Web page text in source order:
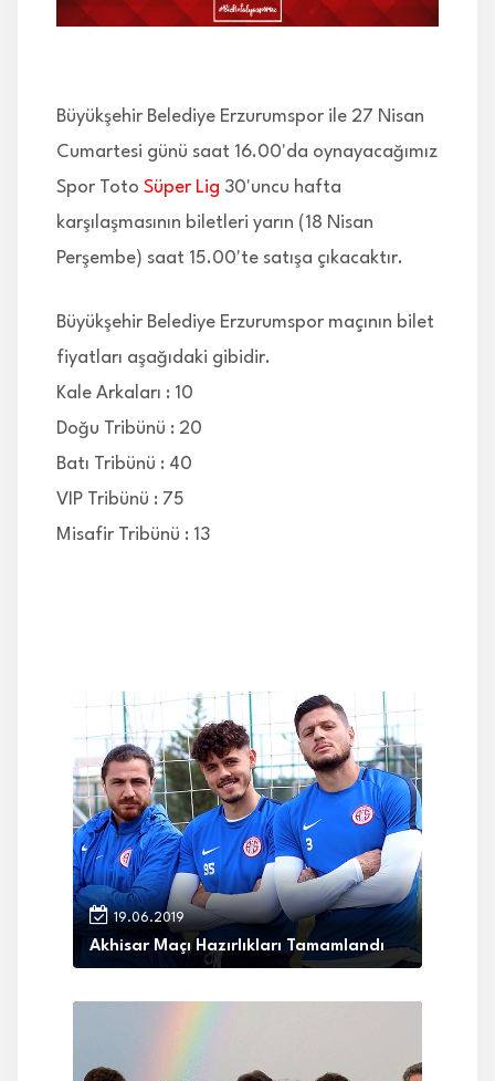
Büyükşehir Belediye Erzurumspor ile 27 Nisan
Cumartesi günü saat 16.00'da oynayacağımız
Spor Toto Süper Lig 30'uncu hafta
karşılaşmasının biletleri yarın (18 Nisan
Perşembe) saat 15.00'te satışa çıkacaktır.
Büyükşehir Belediye Erzurumspor maçının bilet
fiyatları aşağıdaki gibidir.
Kale Arkaları : 10
Doğu Tribünü : 20
Batı Tribünü : 40
VIP Tribünü : 75
Misafir Tribünü : 13
19.06.2019
Akhisar Maçı Hazırlıkları Tamamlandı